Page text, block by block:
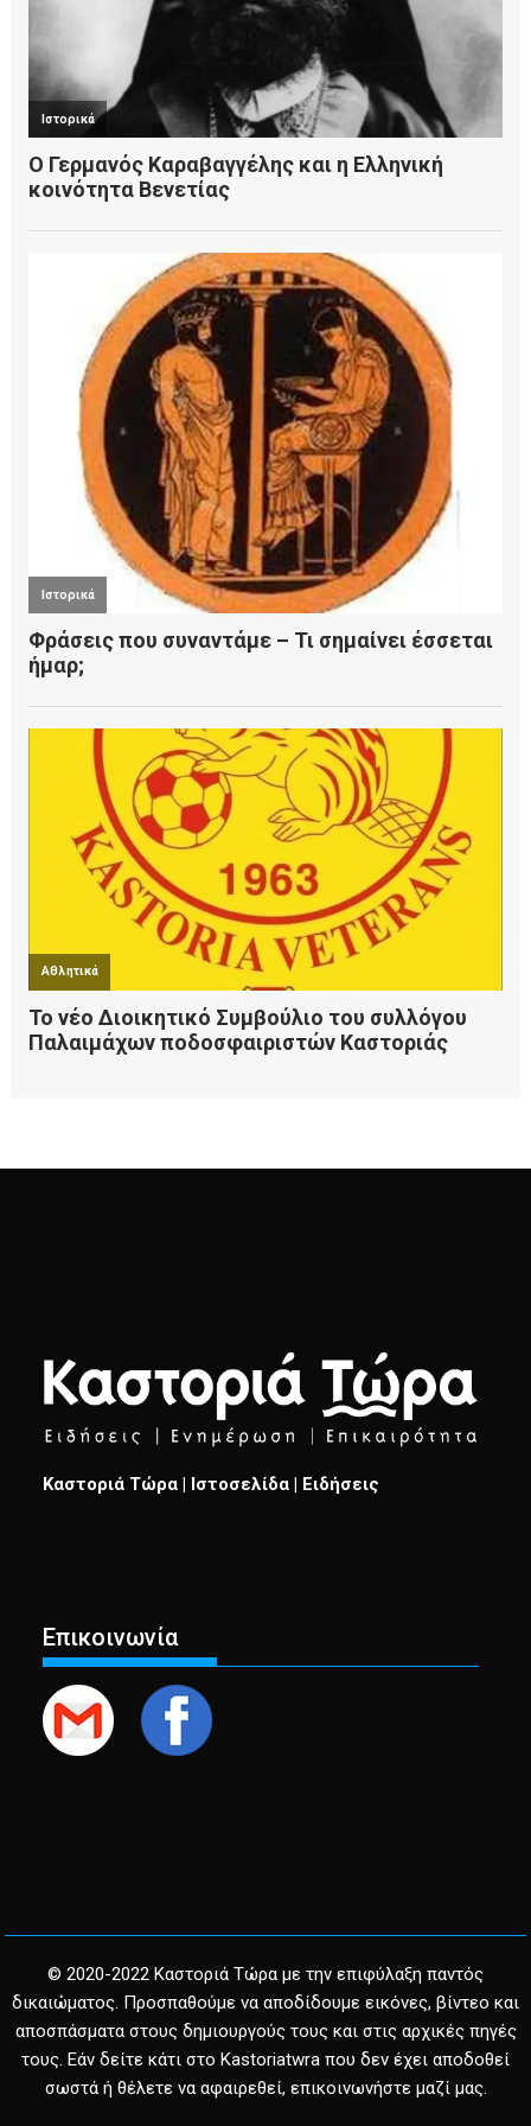
Καστοριά Τώρα | Ιστοσελίδα | Ειδήσεις
Επικοινωνία
© 2020-2022 Καστοριά Τώρα με την επιφύλαξη παντός
δικαιώματος. Προσπαθούμε να αποδίδουμε εικόνες, βίντεο και
αποσπάσματα στους δημιουργούς τους και στις αρχικές πηγές
τους. Εάν δείτε κάτι στο Kastoriatwra που δεν έχει αποδοθεί
σωστά ή θέλετε να αφαιρεθεί, επικοινωνήστε μαζί μας.